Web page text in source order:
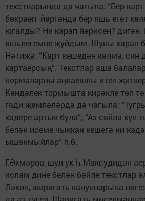
текстларында да чагыла: “Бер
бөкрәеп йөргәндә бер яшь егет
югалды? Ни карап йөрисең? дигән.
яшьлегемне җуйдым. Шуны карап
Нәтиҗә: “Карт кешедән көлмә, син
картаерсың”. Текстлар аша
нормаларны аңлаешлы итеп
Көндәлек тормышта кирәкле төп
гади җөмләләрдә дә чагыла:
кадере артык була”; “Аз сөйлә күп
белән исеме чыккан кешегә ни
ышанмыйлар” h.б.
Г.Әхмәров, шул ук Һ.Максудидән
ислам дине белән бәйле текстлар
Ләкин, шәригать кануннарына